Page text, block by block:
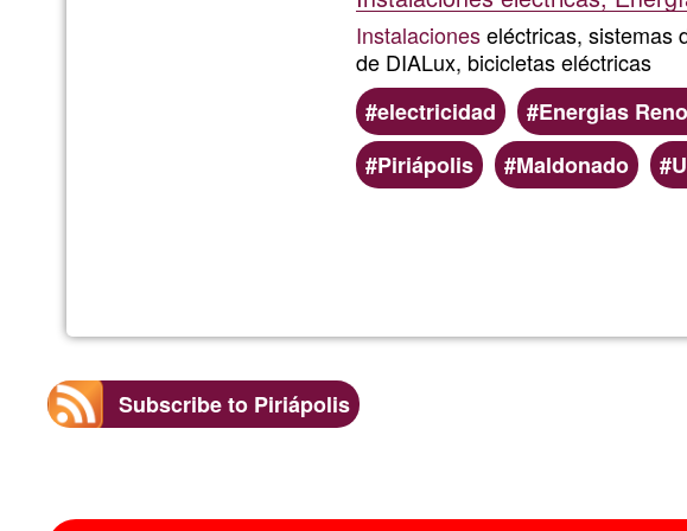
Instalacioneseléctricas, sistemas
de DIALux, bicicletas eléctricas
electricidad
Energias
Piriápolis
Maldonado
Subscribe to Piriápolis